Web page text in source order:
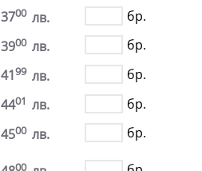
3700 лв. бр.
3900 лв. бр.
4199 лв. бр.
4401 лв. бр.
4500 лв. бр.
00